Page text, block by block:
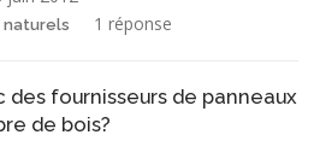
naturels 1 réponse
des fournisseurs de panneaux
de bois?